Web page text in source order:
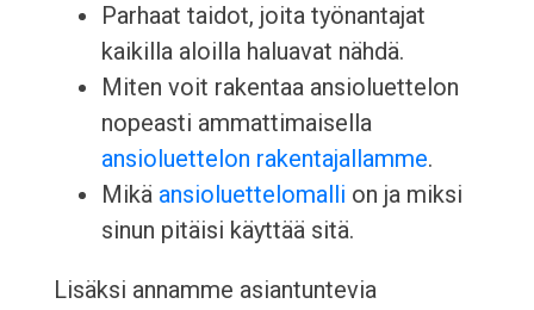
Parhaat taidot, joita työnantajat
kaikilla aloilla haluavat nähdä.
Miten voit rakentaa ansioluettelon
nopeasti ammattimaisella
ansioluettelon rakentajallamme.
Mikä ansioluettelomalli on ja miksi
sinun pitäisi käyttää sitä.
Lisäksi annamme asiantuntevia